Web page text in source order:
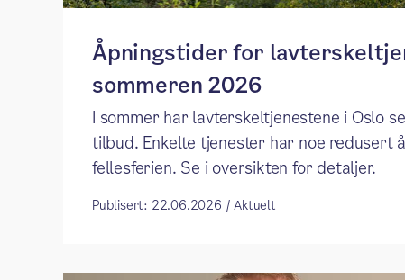
Åpningstider for
sommeren 2026
I sommer har lavterskeltjenestene i Oslo
tilbud. Enkelte tjenester har noe redusert
fellesferien. Se i oversikten for detaljer.
Publisert: 22.06.2026 / Aktuelt